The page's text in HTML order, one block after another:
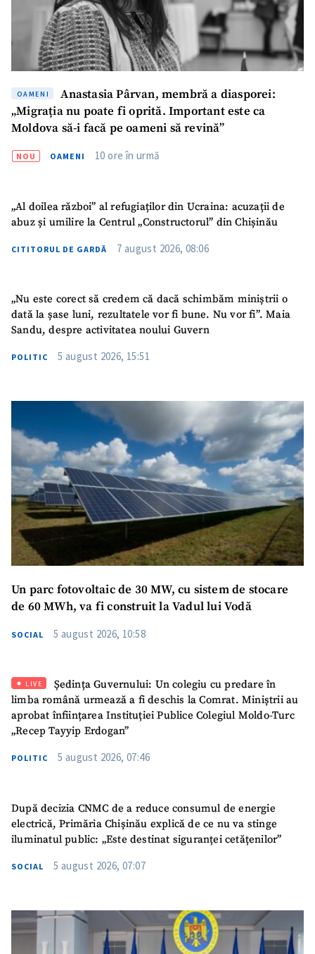
OAMENI
Anastasia Pârvan, membră a diasporei:
„Migrația nu poate fi oprită. Important este ca
Moldova să-i facă pe oameni să revină”
NOU OAMENI 10 ore în urmă
„Al doilea război” al refugiaților din Ucraina: acuzații de
abuz și umilire la Centrul „Constructorul” din Chișinău
CITITORUL DE GARDĂ 7 august 2026, 08:06
„Nu este corect să credem că dacă schimbăm miniștrii o
dată la șase luni, rezultatele vor fi bune. Nu vor fi”. Maia
Sandu, despre activitatea noului Guvern
POLITIC 5 august 2026, 15:51
Un parc fotovoltaic de 30 MW, cu sistem de stocare
de 60 MWh, va fi construit la Vadul lui Vodă
SOCIAL 5 august 2026, 10:58
LIVE
Ședința Guvernului: Un colegiu cu predare în
limba română urmează a fi deschis la Comrat. Miniștrii au
aprobat înființarea Instituției Publice Colegiul Moldo-Turc
„Recep Tayyip Erdogan”
POLITIC 5 august 2026, 07:46
După decizia CNMC de a reduce consumul de energie
electrică, Primăria Chișinău explică de ce nu va stinge
iluminatul public: „Este destinat siguranței cetățenilor”
SOCIAL 5 august 2026, 07:07
Fotografie
+ Încarcă imagine
Link media
+ Link media
Mesajul știrei
+ Mesajul știrei
Sursă anonimă
+ Numele meu
Telefon
+ Telefon personal
Am citit și sunt de
TRIMITE ȘTIREA